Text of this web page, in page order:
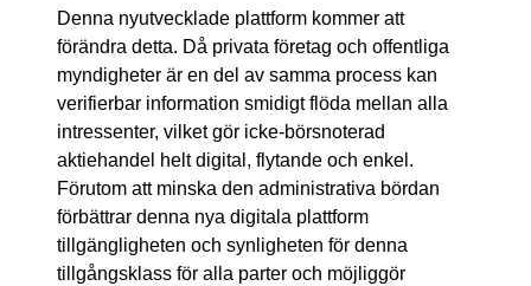
Denna nyutvecklade plattform kommer att
förändra detta. Då privata företag och offentliga
myndigheter är en del av samma process kan
verifierbar information smidigt flöda mellan alla
intressenter, vilket gör icke-börsnoterad
aktiehandel helt digital, flytande och enkel.
Förutom att minska den administrativa bördan
förbättrar denna nya digitala plattform
tillgängligheten och synligheten för denna
tillgångsklass för alla parter och möjliggör